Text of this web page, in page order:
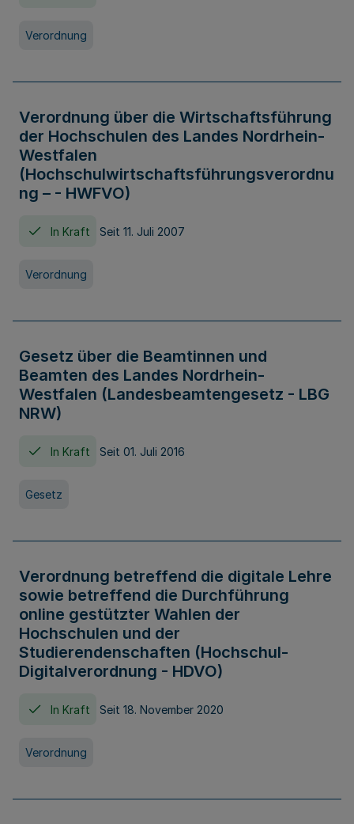
Verordnung
Verordnung über die Wirtschaftsführung
der Hochschulen des Landes Nordrhein-
Westfalen
(Hochschulwirtschaftsführungsverordnu
ng – - HWFVO)
In Kraft Seit 11. Juli 2007
Verordnung
Gesetz über die Beamtinnen und
Beamten des Landes Nordrhein-
Westfalen (Landesbeamtengesetz - LBG
NRW)
In Kraft Seit 01. Juli 2016
Gesetz
Verordnung betreffend die digitale Lehre
sowie betreffend die Durchführung
online gestützter Wahlen der
Hochschulen und der
Studierendenschaften (Hochschul-
Digitalverordnung - HDVO)
In Kraft Seit 18. November 2020
Verordnung